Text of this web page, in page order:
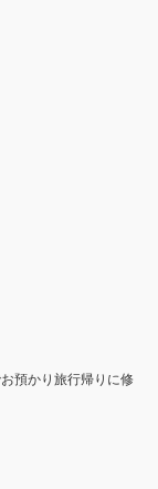
預かり旅行帰りに修